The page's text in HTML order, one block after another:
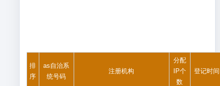
排
序
as自治系
统号码
注册机构
分配
IP个
数
登记时间